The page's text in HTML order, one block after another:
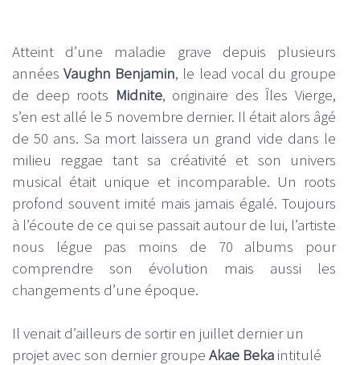
Atteint d’une maladie grave depuis plusieurs
annéesVaughn Benjamin, le lead vocal du groupe
de deep roots Midnite, originaire des Îles Vierge,
s’en est allé le 5 novembre dernier. Il était alors âgé
de 50 ans. Sa mort laissera un grand vide dans le
milieu reggae tant sa créativité et son univers
musical était unique et incomparable. Un roots
profond souvent imité mais jamais égalé. Toujours
à l’écoute de ce qui se passait autour de lui, l’artiste
nous légue pas moins de 70 albums pour
comprendre son évolution mais aussi les
changements d’une époque.
Il venait d’ailleurs de sortir en juillet dernier un
projet avec son dernier groupe Akae Beka intitulé